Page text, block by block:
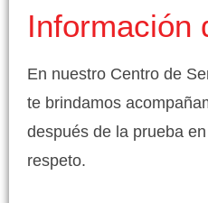
Información
En nuestro Centro de
te brindamos
después de la prueba
respeto.